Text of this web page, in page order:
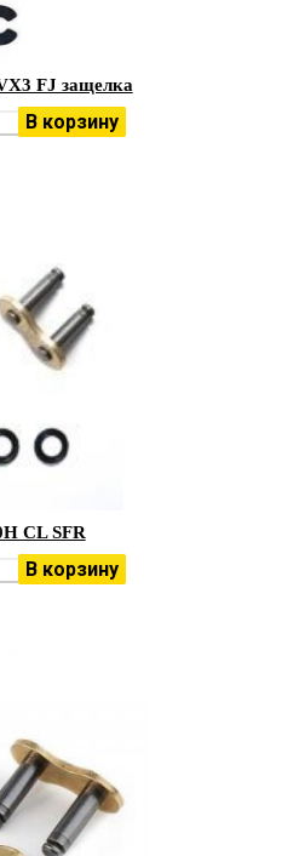
FJ защелка
В корзину
CL SFR
В корзину